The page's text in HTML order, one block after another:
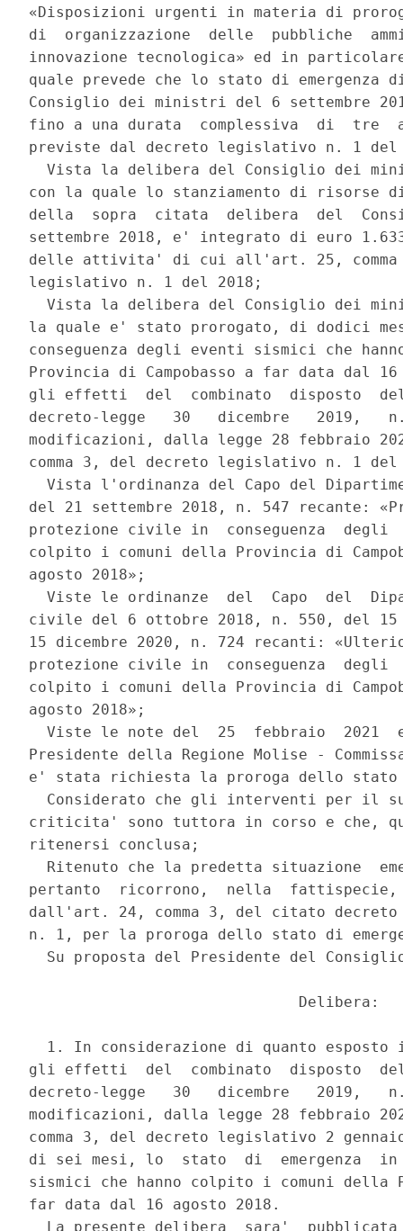
«Disposizioni urgenti in materia di
di  organizzazione  delle  pubbliche
innovazione tecnologica» ed in
quale prevede che lo stato di
Consiglio dei ministri del 6 settembre
fino a una durata  complessiva  di  tre
previste dal decreto legislativo n. 1
Vista la delibera del Consiglio dei
con la quale lo stanziamento di
della  sopra  citata  delibera  del
settembre 2018, e' integrato di euro
delle attivita' di cui all'art. 25,
legislativo n. 1 del 2018;
Vista la delibera del Consiglio dei
la quale e' stato prorogato, di dodici
conseguenza degli eventi sismici che
Provincia di Campobasso a far data dal
gli effetti  del  combinato  disposto
decreto-legge   30   dicembre   2019,
modificazioni, dalla legge 28 febbraio
comma 3, del decreto legislativo n. 1
Vista l'ordinanza del Capo del
del 21 settembre 2018, n. 547 recante:
protezione civile in  conseguenza  degli
colpito i comuni della Provincia di
agosto 2018»;
Viste le ordinanze  del  Capo  del
civile del 6 ottobre 2018, n. 550, del 15
15 dicembre 2020, n. 724 recanti:
protezione civile in  conseguenza  degli
colpito i comuni della Provincia di
agosto 2018»;
Viste le note del  25  febbraio  2021
Presidente della Regione Molise -
e' stata richiesta la proroga dello stato
Considerato che gli interventi per il
criticita' sono tuttora in corso e che,
ritenersi conclusa;
Ritenuto che la predetta situazione
pertanto  ricorrono,  nella
dall'art. 24, comma 3, del citato
n. 1, per la proroga dello stato di
Su proposta del Presidente del
                              Delibera:
1. In considerazione di quanto esposto
gli effetti  del  combinato  disposto
decreto-legge   30   dicembre   2019,
modificazioni, dalla legge 28 febbraio
comma 3, del decreto legislativo 2
di sei mesi, lo  stato  di  emergenza  in
sismici che hanno colpito i comuni della
far data dal 16 agosto 2018.
La presente delibera  sara'